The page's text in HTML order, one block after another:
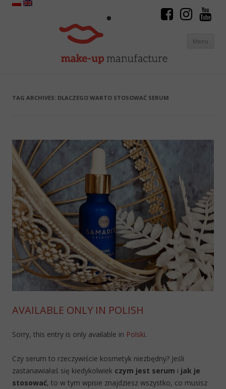
Menu
TAG ARCHIVES: DLACZEGO WARTO STOSOWAĆ SERUM
AVAILABLE ONLY IN POLISH
Sorry, this entry is only available in Polski.
Czy serum to rzeczywiście kosmetyk niezbędny? Jeśli
zastanawiałaś się kiedykolwiek czym jest serum i jak je
stosować, to w tym wpisie znajdziesz wszystko, co musisz